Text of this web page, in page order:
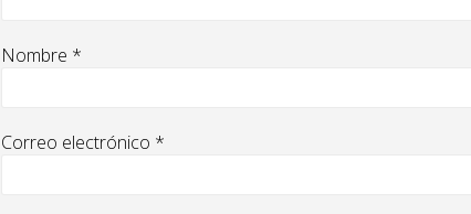
Nombre *
Correo electrónico *